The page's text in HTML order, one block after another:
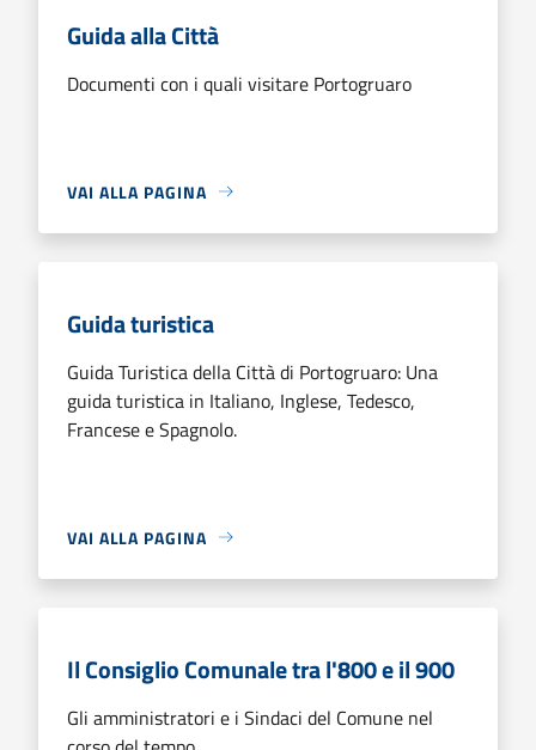
Guida alla Città
Documenti con i quali visitare Portogruaro
VAI ALLA PAGINA
Guida turistica
Guida Turistica della Città di Portogruaro: Una
guida turistica in Italiano, Inglese, Tedesco,
Francese e Spagnolo.
VAI ALLA PAGINA
Il Consiglio Comunale tra l'800 e il 900
Gli amministratori e i Sindaci del Comune nel